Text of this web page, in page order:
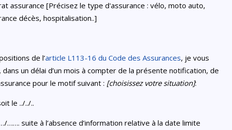
assurance [Précisez le type d'assurance : vélo, moto auto,
décès, hospitalisation..]
de l’article L113-16 du Code des Assurances, je vous
un délai d’un mois à compter de la présente notification, de
pour le motif suivant : [choisissez votre situation]:
le ../../..
……. suite à l’absence d’information relative à la date limite